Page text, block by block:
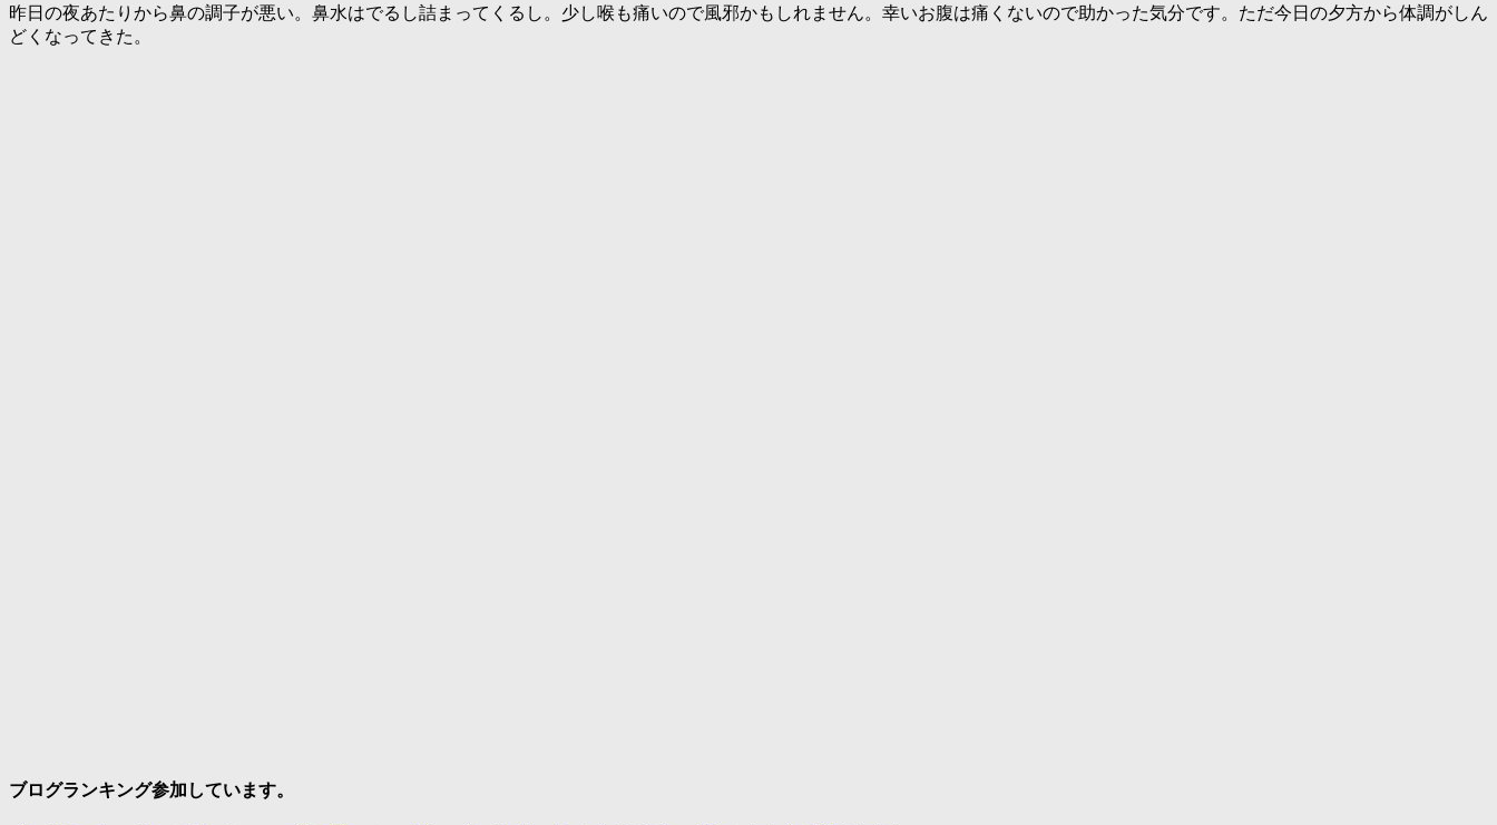
昨日の夜あたりから鼻の調子が悪い。鼻水はでるし詰まってくるし。少し喉も痛いので風邪かもしれません。幸いお腹は痛くないので助かった気分です。ただ今日の夕方から体調がしん
どくなってきた。
ブログランキング参加しています。